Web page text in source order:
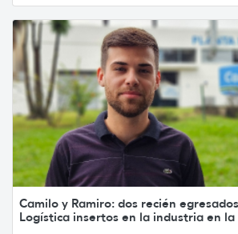
Camilo y Ramiro: dos recién
Logística insertos en la industria en